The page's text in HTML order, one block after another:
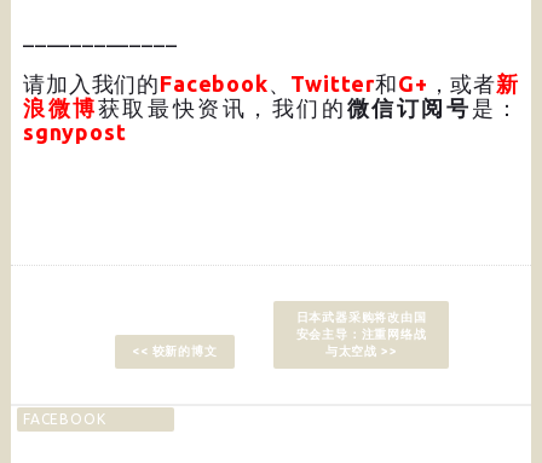
请加入我们的Facebook Twitter和G+ ，或者新
浪微博获取最快资讯，我们的 微信订阅号 是：
sgnypost
<< 较新的博文
日本武器采购将改由国
安会主导：注重网络战
与太空战 >>
FACEBOOK